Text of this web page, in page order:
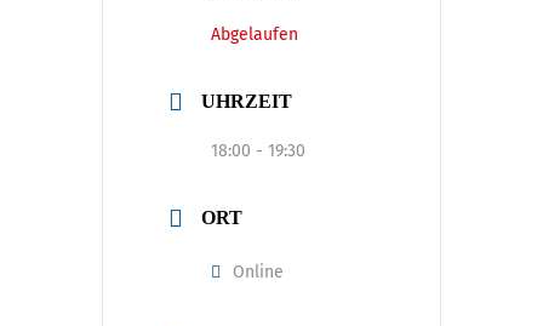
Abgelaufen
UHRZEIT
18:00 - 19:30
ORT
Online